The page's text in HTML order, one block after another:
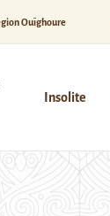
Ouïghoure
Insolite